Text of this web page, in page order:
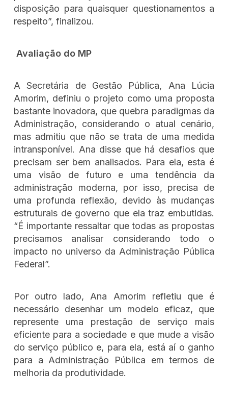
disposição para quaisquer questionamentos a
respeito”, finalizou.
Avaliação do MP
A Secretária de Gestão Pública, Ana Lúcia
Amorim, definiu o projeto como uma proposta
bastante inovadora, que quebra paradigmas da
Administração, considerando o atual cenário,
mas admitiu que não se trata de uma medida
intransponível. Ana disse que há desafios que
precisam ser bem analisados. Para ela, esta é
uma visão de futuro e uma tendência da
administração moderna, por isso, precisa de
uma profunda reflexão, devido às mudanças
estruturais de governo que ela traz embutidas.
“É importante ressaltar que todas as propostas
precisamos analisar considerando todo o
impacto no universo da Administração Pública
Federal”.
Por outro lado, Ana Amorim refletiu que é
necessário desenhar um modelo eficaz, que
represente uma prestação de serviço mais
eficiente para a sociedade e que mude a visão
do serviço público e, para ela, está aí o ganho
para a Administração Pública em termos de
melhoria da produtividade.